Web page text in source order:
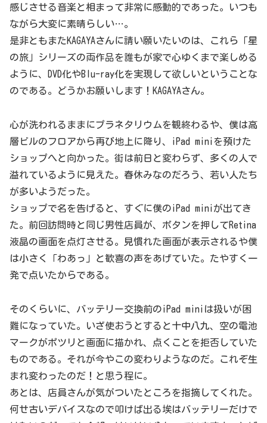
感じさせる音楽と相まって非常に感動的であった。いつも
ながら大変に素晴らしい…。
是非ともまたKAGAYAさんに請い願いたいのは、これら「星
の旅」シリーズの両作品を誰もが家で心ゆくまで楽しめる
ように、DVD化やBlu-ray化を実現して欲しいということな
のである。どうかお願いします！KAGAYAさん。
心が洗われるままにプラネタリウムを観終わるや、僕は高
層ビルのフロアから再び地上に降り、iPad miniを預けた
ショップへと向かった。街は前日と変わらず、多くの人で
溢れているように見えた。春休みなのだろう、若い人たち
が多いようだった。
ショップで名を告げると、すぐに僕のiPad miniが出てき
た。前回訪問時と同じ男性店員が、ボタンを押してRetina
液晶の画面を点灯させる。見慣れた画面が表示されるや僕
は小さく「わあっ」と歓喜の声をあげていた。たやすく一
発で点いたからである。
そのくらいに、バッテリー交換前のiPad miniは扱いが困
難になっていた。いざ使おうとすると十中八九、空の電池
マークがポツリと画面に描かれ、点くことを拒否していた
ものである。それが今やこの変わりようなのだ。これぞ生
まれ変わったのだ！と思う程に。
あとは、店員さんが気がついたところを指摘してくれた。
何せ古いデバイスなので叩けば出る埃はバッテリーだけで